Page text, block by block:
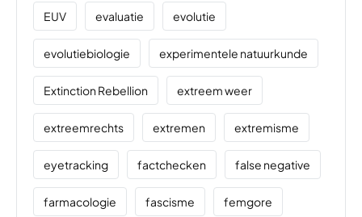
EUV evaluatie evolutie
evolutiebiologie experimentele natuurkunde
Extinction Rebellion extreem weer
extreemrechts extremen extremisme
eyetracking factchecken false negative
farmacologie fascisme femgore